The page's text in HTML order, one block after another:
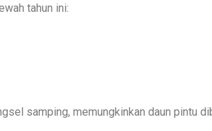
tahun ini:
samping, memungkinkan daun pintu